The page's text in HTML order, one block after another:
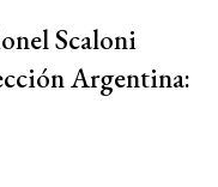
Scaloni
Argentina: